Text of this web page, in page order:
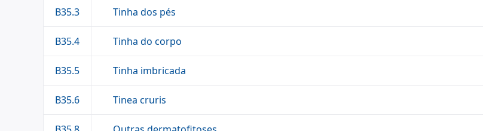
B35.3 Tinha dos pés
B35.4 Tinha do corpo
B35.5 Tinha imbricada
B35.6 Tinea cruris